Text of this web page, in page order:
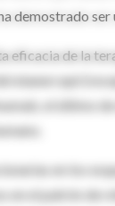
ser
eficacia de la
etanercept
el último
en los
en el patrón